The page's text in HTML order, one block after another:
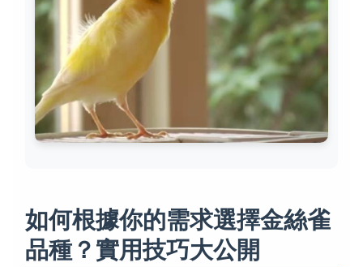
如何根據你的需求選擇金絲雀
品種？實用技巧大公開